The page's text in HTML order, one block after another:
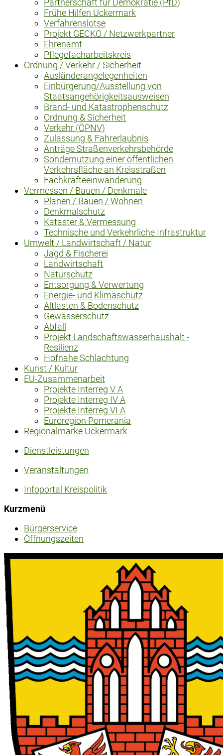
Partnerschaft für Demokratie (PfD)
Frühe Hilfen Uckermark
Verfahrenslotse
Projekt GECKO / Netzwerkpartner
Ehrenamt
Pflegefacharbeitskreis
Ordnung / Verkehr / Sicherheit
Ausländerangelegenheiten
Einbürgerung/Ausstellung von
Staatsangehörigkeitsausweisen
Brand- und Katastrophenschutz
Ordnung & Sicherheit
Verkehr (ÖPNV)
Zulassung & Fahrerlaubnis
Anträge Straßenverkehrsbehörde
Sondernutzung einer öffentlichen
Verkehrsfläche an Kreisstraßen
Fachkräfteeinwanderung
Vermessen / Bauen / Denkmale
Planen / Bauen / Wohnen
Denkmalschutz
Kataster & Vermessung
Technische und Verkehrliche Infrastruktur
Umwelt / Landwirtschaft / Natur
Jagd & Fischerei
Landwirtschaft
Naturschutz
Entsorgung & Verwertung
Energie- und Klimaschutz
Altlasten & Bodenschutz
Gewässerschutz
Abfall
Projekt Landschaftswasserhaushalt -
Resilienz
Hofnahe Schlachtung
Kunst / Kultur
EU-Zusammenarbeit
Projekte Interreg V A
Projekte Interreg IV A
Projekte Interreg VI A
Euroregion Pomerania
Regionalmarke Uckermark
Dienstleistungen
Veranstaltungen
Infoportal Kreispolitik
Kurzmenü
Bürgerservice
Öffnungszeiten